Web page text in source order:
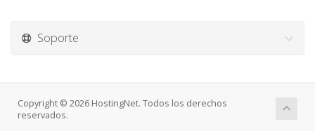
Soporte
Copyright © 2026 HostingNet. Todos los derechos
reservados.